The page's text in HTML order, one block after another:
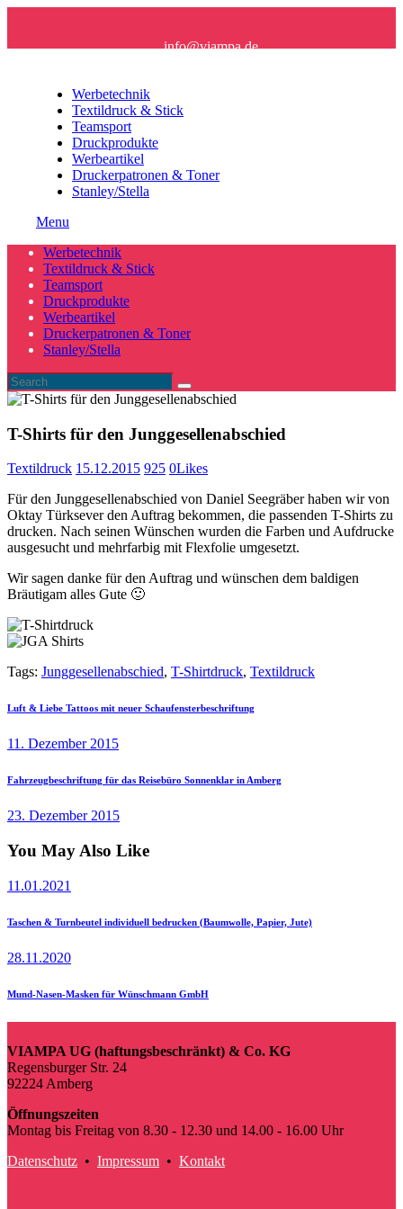
info@viampa.de
Werbetechnik
Textildruck & Stick
Teamsport
Druckprodukte
Werbeartikel
Druckerpatronen & Toner
Stanley/Stella
Menu
Werbetechnik
Textildruck & Stick
Teamsport
Druckprodukte
Werbeartikel
Druckerpatronen & Toner
Stanley/Stella
T-Shirts für den Junggesellenabschied
Textildruck 15.12.2015 925 0Likes
Für den Junggesellenabschied von Daniel Seegräber haben wir von
Oktay Türksever den Auftrag bekommen, die passenden T-Shirts zu
drucken. Nach seinen Wünschen wurden die Farben und Aufdrucke
ausgesucht und mehrfarbig mit Flexfolie umgesetzt.
Wir sagen danke für den Auftrag und wünschen dem baldigen
Bräutigam alles Gute 🙂
Tags: Junggesellenabschied‬, T-Shirtdruck, Textildruck
Beitragsnavigation
Previous
Luft & Liebe Tattoos mit neuer Schaufensterbeschriftung
11. Dezember 2015
Next
Fahrzeugbeschriftung für das Reisebüro Sonnenklar in Amberg
23. Dezember 2015
You May Also Like
11.01.2021
Taschen & Turnbeutel individuell bedrucken (Baumwolle, Papier, Jute)
28.11.2020
Mund-Nasen-Masken für Wünschmann GmbH
VIAMPA UG (haftungsbeschränkt) & Co. KG
Regensburger Str. 24
92224 Amberg
Öffnungszeiten
Montag bis Freitag von 8.30 - 12.30 und 14.00 - 16.00 Uhr
Datenschutz • Impressum • Kontakt